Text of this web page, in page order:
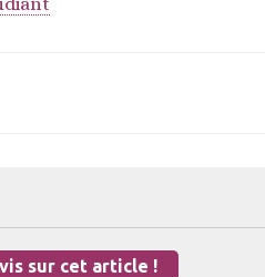
sur cet article !